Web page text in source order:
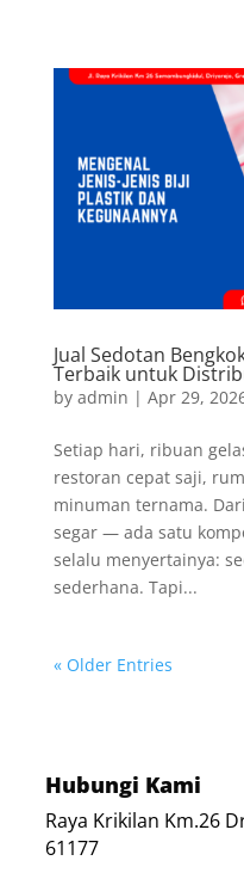
Jual Sedotan
Terbaik untuk
by admin | Apr 29,
Setiap hari, ribuan
restoran cepat saji,
minuman ternama.
segar — ada satu
selalu menyertainya:
sederhana. Tapi...
« Older Entries
Hubungi Kami
Raya Krikilan Km.26
61177